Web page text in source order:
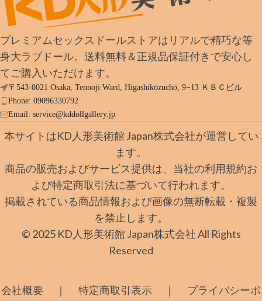
プレミアムセックスドールストアはリアルで精巧な等
身大ラブドール。送料無料＆正規品保証付きで安心し
てご購入いただけます。
〒543-0021 Osaka, Tennoji Ward, Higashikōzuchō, 9−13 ＫＢＣビル
Phone: 09096330792
Email: service@kddollgallery.jp
本サイトはKD人形美術館 Japan株式会社が運営してい
ます。
商品の販売およびサービス提供は、当社の利用規約お
よび特定商取引法に基づいて行われます。
掲載されている商品情報および画像の無断転載・複製
を禁止します。
© 2025 KD人形美術館 Japan株式会社 All Rights
Reserved
会社概要 ｜ 特定商取引表示 ｜ プライバシーポ